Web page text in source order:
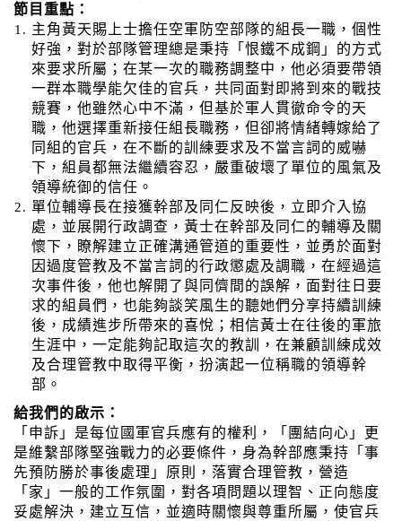
節目重點：
主角黃天賜上士擔任空軍防空部隊的組長一職，個性
好強，對於部隊管理總是秉持「恨鐵不成鋼」的方式
來要求所屬；在某一次的職務調整中，他必須要帶領
一群本職學能欠佳的官兵，共同面對即將到來的戰技
競賽，他雖然心中不滿，但基於軍人貫徹命令的天
職，他選擇重新接任組長職務，但卻將情緒轉嫁給了
同組的官兵，在不斷的訓練要求及不當言詞的威嚇
下，組員都無法繼續容忍，嚴重破壞了單位的風氣及
領導統御的信任。
單位輔導長在接獲幹部及同仁反映後，立即介入協
處，並展開行政調查，黃士在幹部及同仁的輔導及關
懷下，瞭解建立正確溝通管道的重要性，並勇於面對
因過度管教及不當言詞的行政懲處及調職，在經過這
次事件後，他也解開了與同儕間的誤解，面對往日要
求的組員們，也能夠談笑風生的聽她們分享持續訓練
後，成績進步所帶來的喜悅；相信黃士在往後的軍旅
生涯中，一定能夠記取這次的教訓，在兼顧訓練成效
及合理管教中取得平衡，扮演起一位稱職的領導幹
部。
給我們的啟示：
「申訴」是每位國軍官兵應有的權利，「團結向心」更
是維繫部隊堅強戰力的必要條件，身為幹部應秉持「事
先預防勝於事後處理」原則，落實合理管教，營造
「家」一般的工作氛圍，對各項問題以理智、正向態度
妥處解決，建立互信，並適時關懷與尊重所屬，使官兵